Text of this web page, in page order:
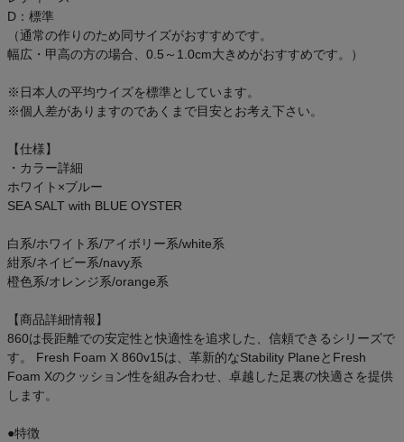
ご利用ガイド
クーポン一覧
商品レビュー
プロテイン・サプリメントまとめ買い
アウトレットセール
スタッフコーディネート
スタッフブログ
D：標準
（通常の作りのため同サイズがおすすめです。
幅広・甲高の方の場合、0.5～1.0cm大きめがおすすめです。）
※日本人の平均ウイズを標準としています。
※個人差がありますのであくまで目安とお考え下さい。
【仕様】
・カラー詳細
ホワイト×ブルー
SEA SALT with BLUE OYSTER
白系/ホワイト系/アイボリー系/white系
紺系/ネイビー系/navy系
橙色系/オレンジ系/orange系
【商品詳細情報】
860は長距離での安定性と快適性を追求した、信頼できるシリーズで
す。 Fresh Foam X 860v15は、革新的なStability PlaneとFresh
Foam Xのクッション性を組み合わせ、卓越した足裏の快適さを提供
します。
●特徴